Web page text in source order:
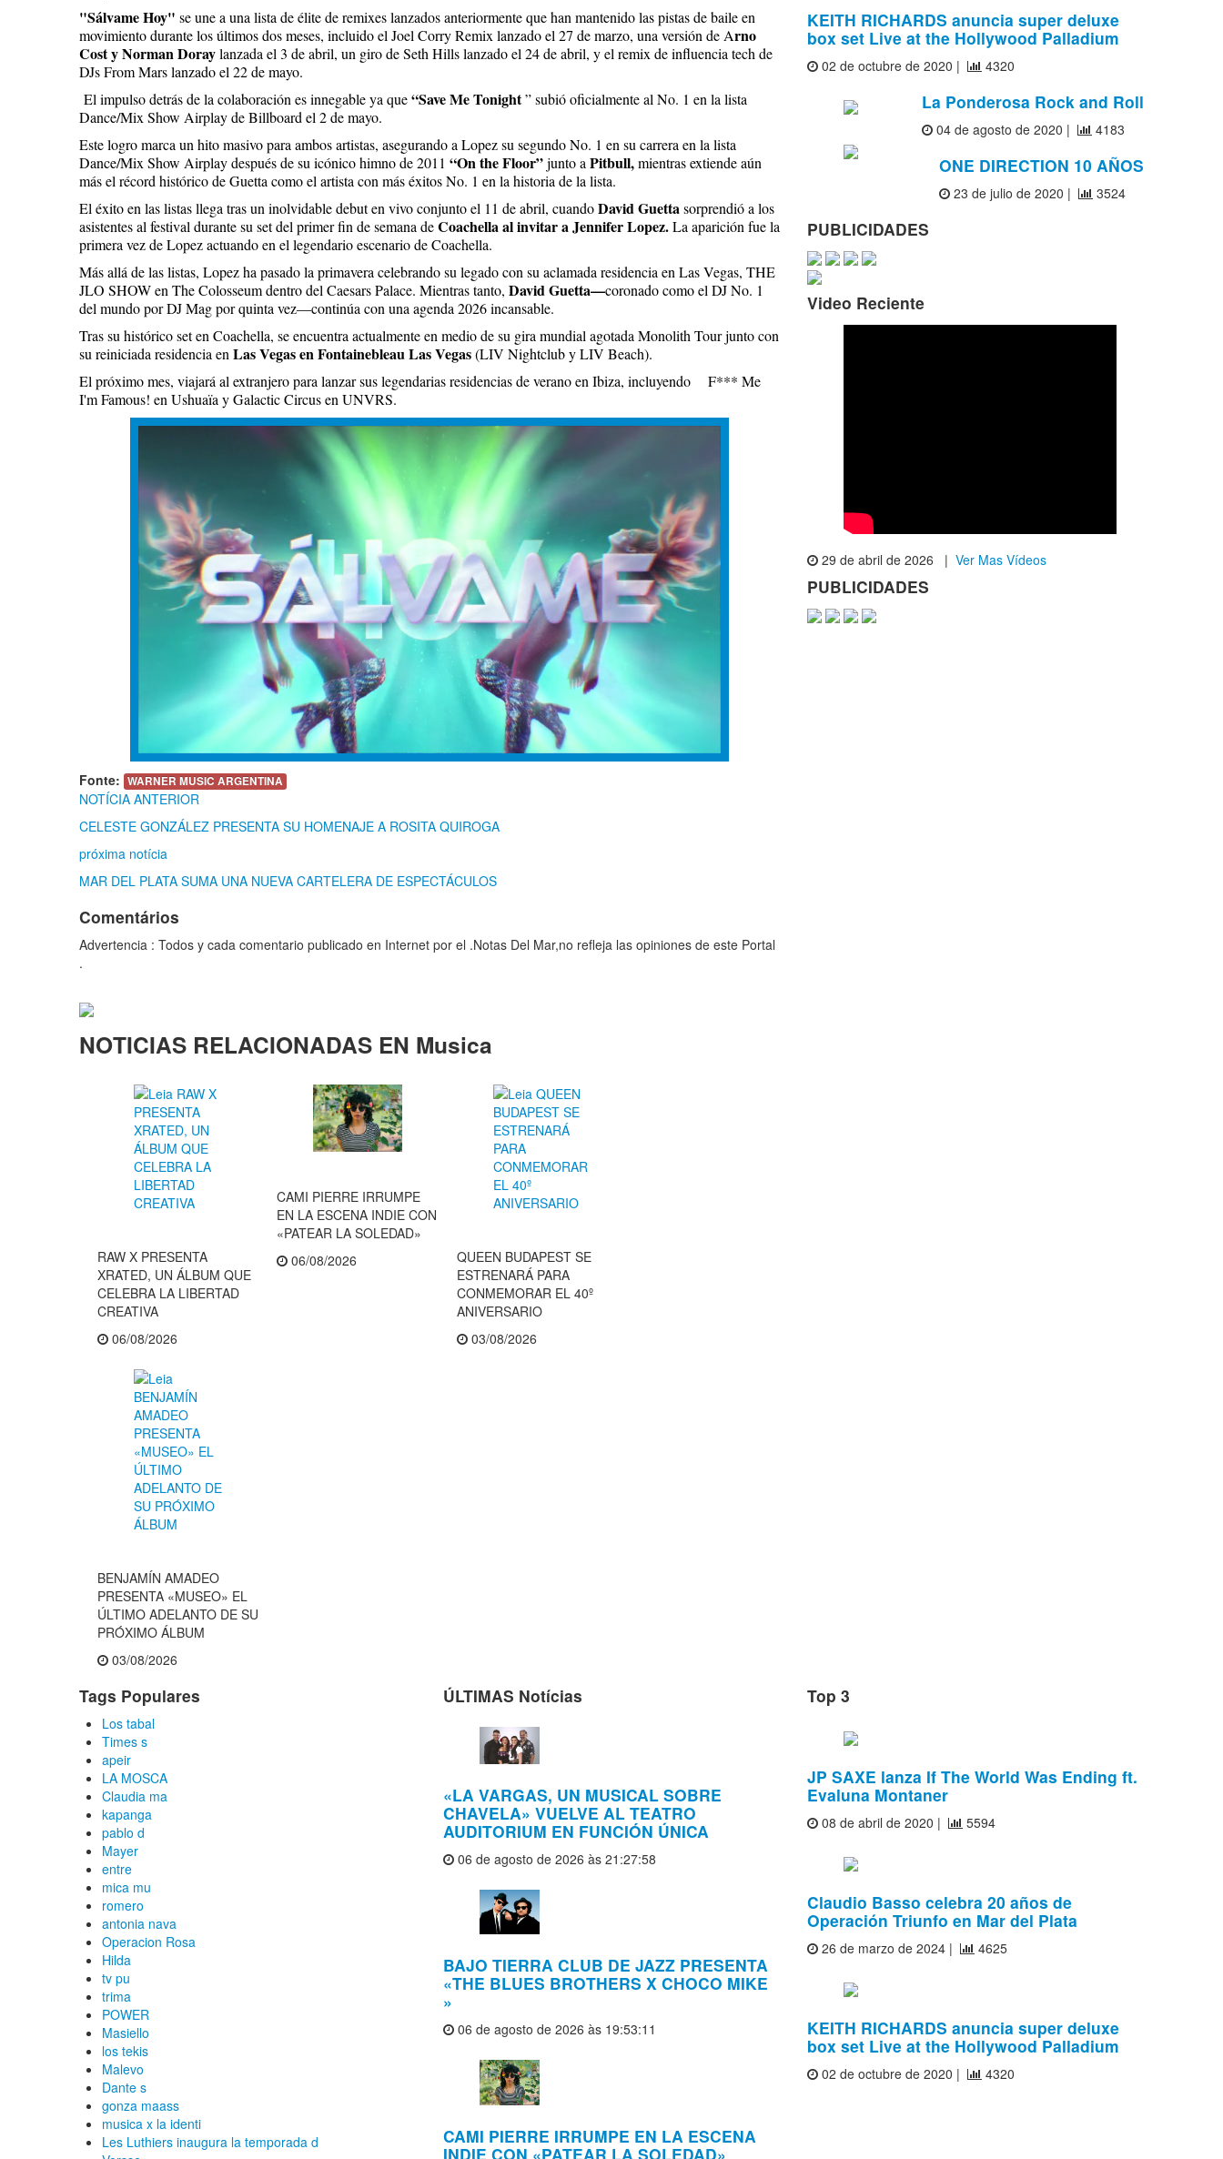
"Sálvame Hoy" se une a una lista de élite de remixes lanzados anteriormente que han mantenido las pistas de baile en
movimiento durante los últimos dos meses, incluido el Joel Corry Remix lanzado el 27 de marzo, una versión de Arno
Cost y Norman Doraylanzada el 3 de abril, un giro de Seth Hills lanzado el 24 de abril, y el remix de influencia tech de
DJs From Mars lanzado el 22 de mayo.
El impulso detrás de la colaboración es innegable ya que“Save Me Tonight” subió oficialmente al No. 1 en la lista
Dance/Mix Show Airplay de Billboard el 2 de mayo.
Este logro marca un hito masivo para ambos artistas, asegurando a Lopez su segundo No. 1 en su carrera en la lista
Dance/Mix Show Airplay después de su icónico himno de 2011 “On the Floor”junto a Pitbull,mientras extiende aún
más el récord histórico de Guetta como el artista con más éxitos No. 1 en la historia de la lista.
El éxito en las listas llega tras un inolvidable debut en vivo conjunto el 11 de abril, cuandoDavid Guettasorprendió a los
asistentes al festival durante su set del primer fin de semana deCoachella al invitar a Jennifer Lopez.La aparición fue la
primera vez de Lopez actuando en el legendario escenario de Coachella.
Más allá de las listas, Lopez ha pasado la primavera celebrando su legado con su aclamada residencia en Las Vegas, THE
JLO SHOW en The Colosseum dentro del Caesars Palace. Mientras tanto, David Guetta—coronado como el DJ No. 1
del mundo por DJ Mag por quinta vez—continúa con una agenda 2026 incansable.
Tras su histórico set en Coachella, se encuentra actualmente en medio de su gira mundial agotada Monolith Tour junto con
su reiniciada residencia en Las Vegas en Fontainebleau Las Vegas(LIV Nightclub y LIV Beach).
El próximo mes, viajará al extranjero para lanzar sus legendarias residencias de verano en Ibiza, incluyendo F*** Me
I'm Famous! en Ushuaïa y Galactic Circus en UNVRS.
Fonte: WARNER MUSIC ARGENTINA
NOTÍCIA ANTERIOR
CELESTE GONZÁLEZ PRESENTA SU HOMENAJE A ROSITA QUIROGA
próxima notícia
MAR DEL PLATA SUMA UNA NUEVA CARTELERA DE ESPECTÁCULOS
Comentários
Advertencia : Todos y cada comentario publicado en Internet por el .Notas Del Mar,no refleja las opiniones de este Portal
.
NOTICIAS RELACIONADAS EN Musica
RAW X PRESENTA
XRATED, UN ÁLBUM QUE
CELEBRA LA LIBERTAD
CREATIVA
06/08/2026
CAMI PIERRE IRRUMPE
EN LA ESCENA INDIE CON
«PATEAR LA SOLEDAD»
06/08/2026
QUEEN BUDAPEST SE
ESTRENARÁ PARA
CONMEMORAR EL 40º
ANIVERSARIO
03/08/2026
BENJAMÍN AMADEO
PRESENTA «MUSEO» EL
ÚLTIMO ADELANTO DE SU
PRÓXIMO ÁLBUM
03/08/2026
KEITH RICHARDS anuncia super deluxe
box set Live at the Hollywood Palladium
02 de octubre de 2020 | 4320
La Ponderosa Rock and Roll
04 de agosto de 2020 | 4183
ONE DIRECTION 10 AÑOS
23 de julio de 2020 | 3524
PUBLICIDADES
Video Reciente
29 de abril de 2026 | Ver Mas Vídeos
PUBLICIDADES
Tags Populares
Los tabal
Times s
apeir
LA MOSCA
Claudia ma
kapanga
pablo d
Mayer
entre
mica mu
romero
antonia nava
Operacion Rosa
Hilda
tv pu
trima
POWER
Masiello
los tekis
Malevo
Dante s
gonza maass
musica x la identi
Les Luthiers inaugura la temporada d
ÚLTIMAS Notícias
«LA VARGAS, UN MUSICAL SOBRE
CHAVELA» VUELVE AL TEATRO
AUDITORIUM EN FUNCIÓN ÚNICA
06 de agosto de 2026 às 21:27:58
BAJO TIERRA CLUB DE JAZZ PRESENTA
«THE BLUES BROTHERS X CHOCO MIKE
»
06 de agosto de 2026 às 19:53:11
CAMI PIERRE IRRUMPE EN LA ESCENA
INDIE CON «PATEAR LA SOLEDAD»
Top 3
JP SAXE lanza If The World Was Ending ft.
Evaluna Montaner
08 de abril de 2020 | 5594
Claudio Basso celebra 20 años de
Operación Triunfo en Mar del Plata
26 de marzo de 2024 | 4625
KEITH RICHARDS anuncia super deluxe
box set Live at the Hollywood Palladium
02 de octubre de 2020 | 4320